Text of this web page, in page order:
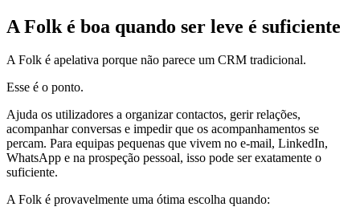
A Folk é boa quando ser leve é suficiente
A Folk é apelativa porque não parece um CRM tradicional.
Esse é o ponto.
Ajuda os utilizadores a organizar contactos, gerir relações,
acompanhar conversas e impedir que os acompanhamentos se
percam. Para equipas pequenas que vivem no e-mail, LinkedIn,
WhatsApp e na prospeção pessoal, isso pode ser exatamente o
suficiente.
A Folk é provavelmente uma ótima escolha quando: